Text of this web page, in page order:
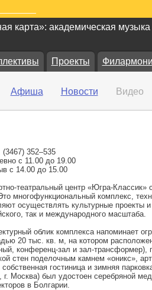
карта»: академическая музыка
Проекты
Афиша Новости Видео
(3467) 352–535
с 11.00 до 19.00
с 14.00 до 15.00
театральный центр «Югра-Классик»
многофункциональный комплекс,
осуществлять культурные проекты
так и международного масштаба.
облик комплекса напоминает
20 тыс. кв. м, на котором
конференц-зал и зал-трансформер),
стен поделочным камнем «оникс»,
гостиница и зимняя
г. Москва) был удостоен серебряной
в Болгарии.